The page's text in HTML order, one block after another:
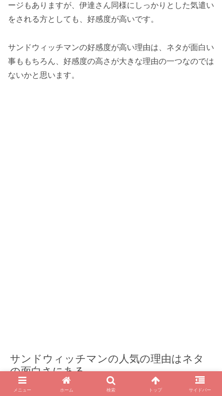
ージもありますが、伊達さん同様にしっかりとした気遣い
をされる方としても、好感度が高いです。
サンドウィッチマンの好感度が高い理由は、ネタが面白い
事ももちろん、好感度の高さが大きな理由の一つなのでは
ないかと思います。
サンドウィッチマンの人気の理由はネタ
の面白さにある
メニュー ホーム 検索 トップ サイドバー